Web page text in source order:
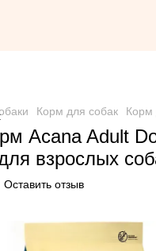
всю продукцию Грандорф по
Корм для собак Корм
Acana Adult
взрослых
Оставить отзыв